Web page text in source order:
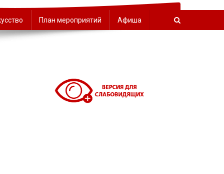
План мероприятий Афиша